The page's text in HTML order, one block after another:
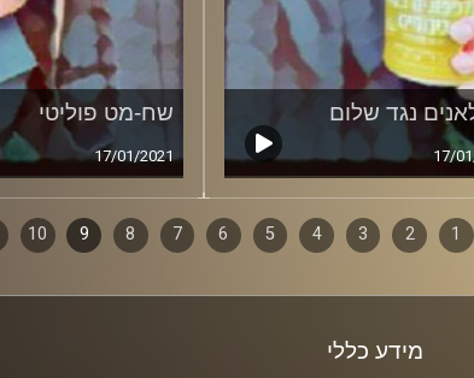
נגד שלום
17/
שח-מט פוליטי
17/01/2021
1
2
3
4
5
6
7
8
9
10
מידע כללי